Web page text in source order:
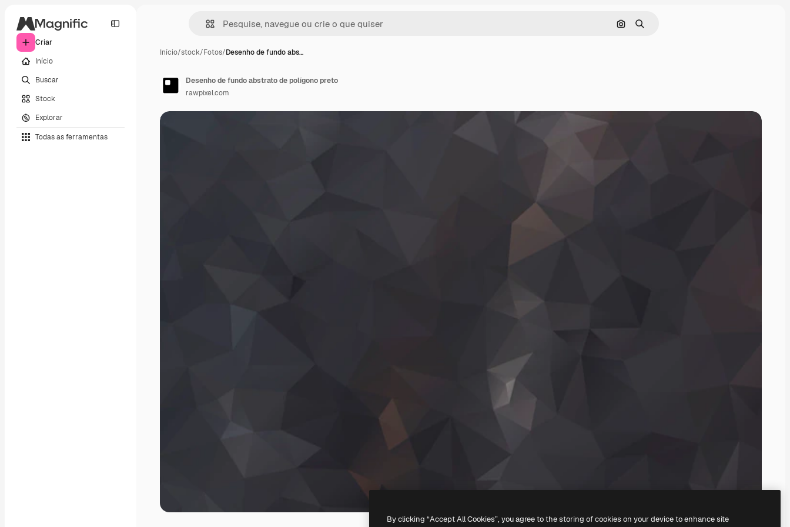
Criar
Início
Buscar
Stock
Explorar
Todas as ferramentas
Pesquisar por imagem
Buscar
Início/stock/Fotos/Desenho de fundo abs…
Desenho de fundo abstrato de polígono preto
rawpixel.com
By clicking “Accept All Cookies”, you agree to the storing of cookies on your device to enhance site